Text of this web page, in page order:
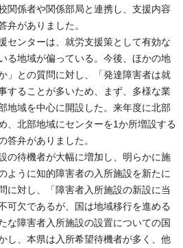
関係者や関係部局と連携し、支援内容
弁がありました。
センターは、就労支援策として有効な
る地域が偏っている。今後、ほかの地
」との質問に対し、「発達障害者は就
することが多いため、まず、多様な業
地域を中心に開設した。来年度に北部
、北部地域にセンターを1か所増設する
答弁がありました。
の待機者が大幅に増加し、明らかに施
ように知的障害者の入所施設を新たに
に対し、「障害者入所施設の新設に当
可欠であるが、国は地域移行を進める
な障害者入所施設の設置についての国
し、本県は入所希望待機者が多く、他